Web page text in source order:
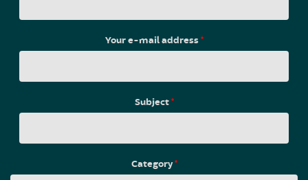
Your e-mail address*
Subject*
Category*